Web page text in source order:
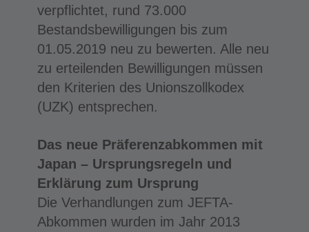
verpflichtet, rund 73.000
Bestandsbewilligungen bis zum
01.05.2019 neu zu bewerten. Alle neu
zu erteilenden Bewilligungen müssen
den Kriterien des Unionszollkodex
(UZK) entsprechen.
Das neue Präferenzabkommen mit
Japan – Ursprungsregeln und
Erklärung zum Ursprung
Die Verhandlungen zum JEFTA-
Abkommen wurden im Jahr 2013